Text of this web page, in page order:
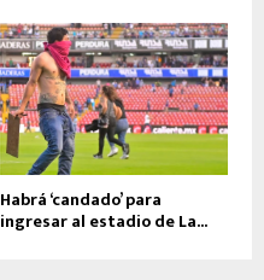
Habrá ‘candado’ para
ingresar al estadio de La...